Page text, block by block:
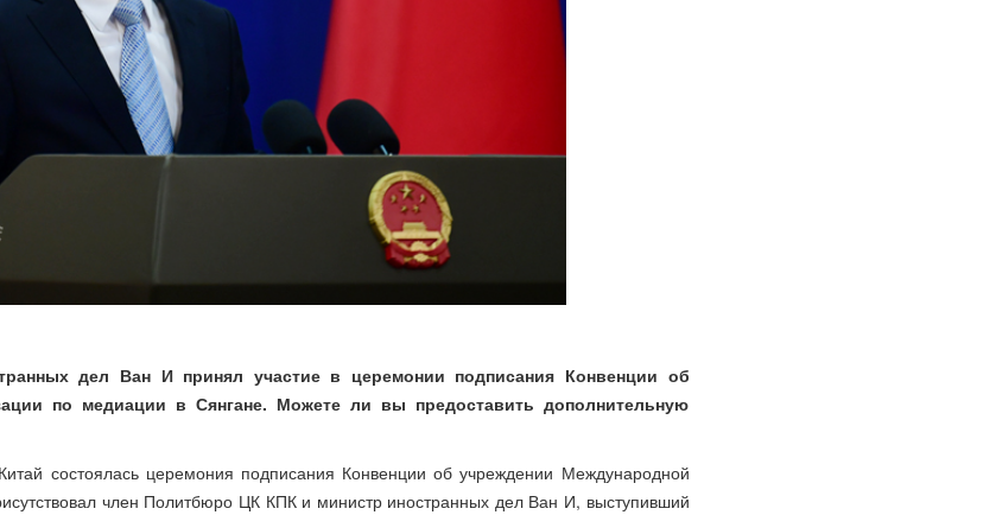
дел Ван И принял участие в церемонии подписания Конвенции об
по медиации в Сянгане. Можете ли вы предоставить дополнительную
состоялась церемония подписания Конвенции об учреждении Международной
член Политбюро ЦК КПК и министр иностранных дел Ван И, выступивший